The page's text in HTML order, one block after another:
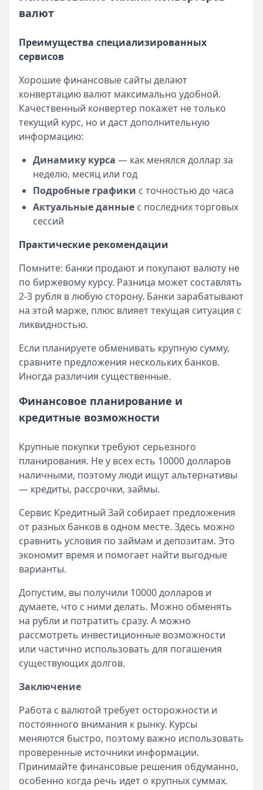
Все кредиты
Кредитные карты — лучшие предложения
Лимит: до1 000 000 ₽
Льготный период:
Обслуживание:
Рейтинг:
Банк ЗЕНИТ
— Карта привилегий
2 000 000 ₽
Льготный период:
120 дней
Обслуживание:
Рейтинг:4.6
Уралсиб Банк— 120 дней на максимум
Лимит: до5 000 000 ₽
Льготный период:
Обслуживание:
Бесплатно
Кредит Европа Банк — Urban card
Льготный период:55 дней
Обслуживание:Бесплатно
Рейтинг:4.5
Сбербанк— СберКарта
Лимит: до1 000 000 ₽
Льготный период:
120 дней
Обслуживание: Бесплатно
Рейтинг:
(10 отзывов)
Альфа-Банк
— Кредитная карта Альфа-Банка
Лимит: до1 000 000 ₽
Льготный период:60 дней
Обслуживание:
Рейтинг:
Газпромбанк
— Простая кредитная карта
1 000 000 ₽
Льготный период:
Обслуживание: Бесплатно
Рейтинг:4.6 (10 отзывов)
Т-Банк— Платинум
Лимит: до1 000 000 ₽
Льготный период:55 дней
Обслуживание:
Все кредитные карты
Займы — лучшие предложения
Срочноденьги— Займ
Сумма: до15 000₽
Срок до:30дней
Рейтинг:4.6
MoneyMan
Срок до:364дней
Рейтинг:4.8(18 отзывов)
Деньги сразу— Стандартный
Сумма: до100 000₽
Срок до:365дней
Рейтинг:4.6(14 отзывов)
валют
Преимущества специализированных
сервисов
Хорошие финансовые сайты делают
конвертацию валют максимально удобной.
Качественный конвертер покажет не только
текущий курс, но и даст дополнительную
информацию:
Динамику курса — как менялся доллар за
неделю, месяц или год
Подробные графики с точностью до часа
Актуальные данные с последних торговых
сессий
Практические рекомендации
Помните: банки продают и покупают валюту не
по биржевому курсу. Разница может составлять
2-3 рубля в любую сторону. Банки зарабатывают
на этой марже, плюс влияет текущая ситуация с
ликвидностью.
Если планируете обменивать крупную сумму,
сравните предложения нескольких банков.
Иногда различия существенные.
Финансовое планирование и
кредитные возможности
Крупные покупки требуют серьезного
планирования. Не у всех есть 10000 долларов
наличными, поэтому люди ищут альтернативы
— кредиты, рассрочки, займы.
Сервис Кредитный Зай собирает предложения
от разных банков в одном месте. Здесь можно
сравнить условия по займам и депозитам. Это
экономит время и помогает найти выгодные
варианты.
Допустим, вы получили 10000 долларов и
думаете, что с ними делать. Можно обменять
на рубли и потратить сразу. А можно
рассмотреть инвестиционные возможности
или частично использовать для погашения
существующих долгов.
Заключение
Работа с валютой требует осторожности и
постоянного внимания к рынку. Курсы
меняются быстро, поэтому важно использовать
проверенные источники информации.
Принимайте финансовые решения обдуманно,
особенно когда речь идет о крупных суммах.